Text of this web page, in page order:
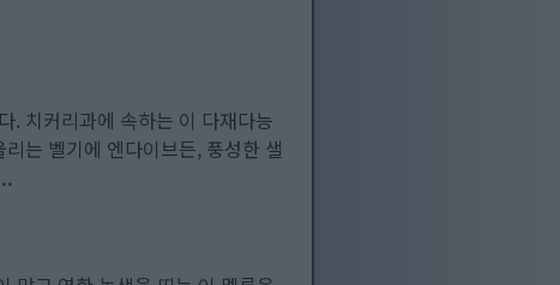
. 치커리과에 속하는 이 다재다능
는 벨기에 엔다이브든, 풍성한 샐